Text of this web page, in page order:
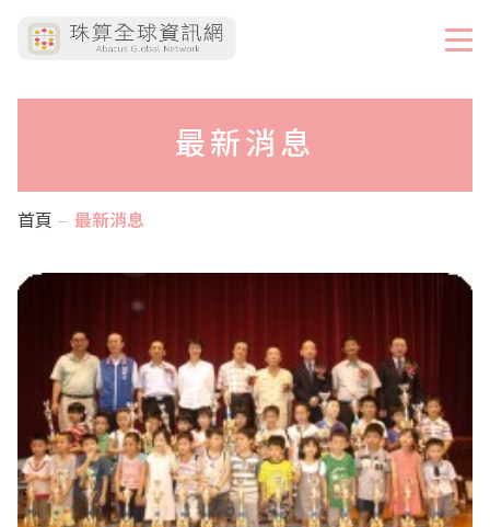
最新消息
首頁 最新消息